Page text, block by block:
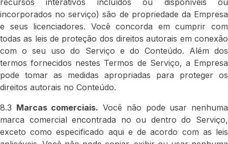
incorporados no serviço) são de propriedade da Empresa
e seus licenciadores. Você concorda em cumprir com
todas as leis de proteção dos direitos autorais em conexão
com o seu uso do Serviço e do Conteúdo. Além dos
termos fornecidos nestes Termos de Serviço, a Empresa
pode tomar as medidas apropriadas para proteger os
direitos autorais no Conteúdo.
8.3 Marcas comerciais. Você não pode usar nenhuma
marca comercial encontrada no ou dentro do Serviço,
exceto como especificado aqui e de acordo com as leis